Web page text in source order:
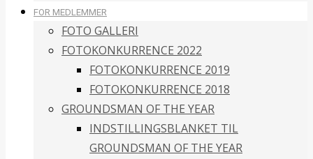
FOR MEDLEMMER
FOTO GALLERI
FOTOKONKURRENCE 2022
FOTOKONKURRENCE 2019
FOTOKONKURRENCE 2018
GROUNDSMAN OF THE YEAR
INDSTILLINGSBLANKET TIL
GROUNDSMAN OF THE YEAR